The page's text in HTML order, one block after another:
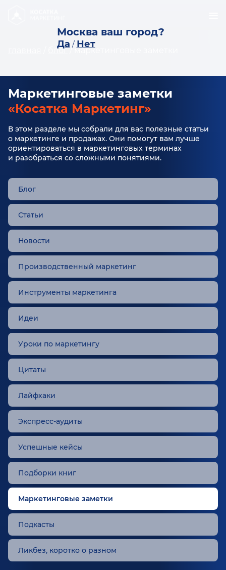
Москва ваш город?
Да / Нет
блог / маркетинговые заметки
Маркетинговые заметки
«Косатка Маркетинг»
В этом разделе мы собрали для вас полезные статьи
о маркетинге и продажах. Они помогут вам лучше
ориентироваться в маркетинговых терминах
и разобраться со сложными понятиями.
Блог
Статьи
Новости
Производственный маркетинг
Инструменты маркетинга
Идеи
Уроки по маркетингу
Цитаты
Лайфхаки
Экспресс-аудиты
Успешные кейсы
Подборки книг
Маркетинговые заметки
Подкасты
Ликбез, коротко о разном